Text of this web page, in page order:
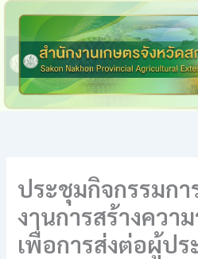
Skip
content
ประชุมกิจกรรมกา
งานการสร้างคว
เพื่อการส่งต่อผู้ปร